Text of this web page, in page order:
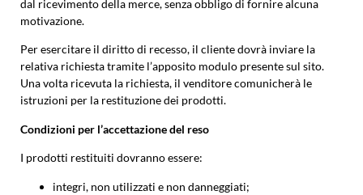
dal ricevimento della merce, senza obbligo di fornire alcuna
motivazione.
Per esercitare il diritto di recesso, il cliente dovrà inviare la
relativa richiesta tramite l’apposito modulo presente sul sito.
Una volta ricevuta la richiesta, il venditore comunicherà le
istruzioni per la restituzione dei prodotti.
Condizioni per l’accettazione del reso
I prodotti restituiti dovranno essere:
integri, non utilizzati e non danneggiati;